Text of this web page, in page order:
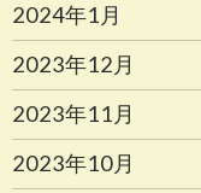
2024年1月
2023年12月
2023年11月
2023年10月